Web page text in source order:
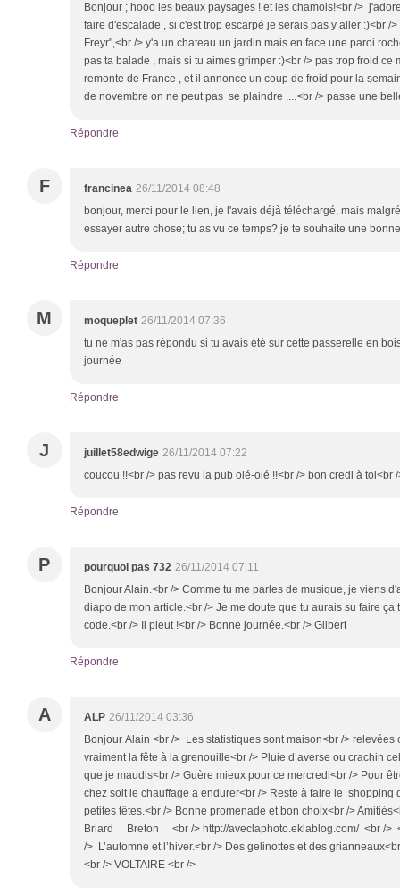
Bonjour ; hooo les beaux paysages ! et les chamois!<br />
faire d'escalade , si c'est trop escarpé je serais pas y aller :)<br /
Freyr",<br /> y'a un chateau un jardin mais en face une paroi
pas ta balade , mais si tu aimes grimper :)<br /> pas trop froid ce
remonte de France , et il annonce un coup de froid pour la
de novembre on ne peut pas se plaindre ....<br /> passe une
Répondre
F francinea 26/11/2014 08:48
bonjour, merci pour le lien, je l'avais déjà téléchargé, mais
essayer autre chose; tu as vu ce temps? je te souhaite une
Répondre
M moqueplet 26/11/2014 07:36
tu ne m'as pas répondu si tu avais été sur cette passerelle en
journée
Répondre
J juillet58edwige 26/11/2014 07:22
coucou !!<br /> pas revu la pub olé-olé !!<br /> bon credi à toi<br
Répondre
P pourquoi pas 732 26/11/2014 07:11
Bonjour Alain.<br /> Comme tu me parles de musique, je viens
diapo de mon article.<br /> Je me doute que tu aurais su faire
code.<br /> Il pleut !<br /> Bonne journée.<br /> Gilbert
Répondre
A ALP 26/11/2014 03:36
Bonjour Alain <br /> Les statistiques sont maison<br /> relevées
vraiment la fête à la grenouille<br /> Pluie d’averse ou crachin
que je maudis<br /> Guère mieux pour ce mercredi<br /> Pour
chez soit le chauffage a endurer<br /> Reste à faire le shopping
petites têtes.<br /> Bonne promenade et bon choix<br />
Briard Breton <br /> http://aveclaphoto.eklablog.com/ <br />
/> L’automne et l’hiver.<br /> Des gelinottes et des
<br /> VOLTAIRE <br />